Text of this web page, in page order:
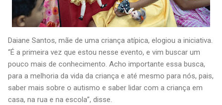
Daiane Santos, mãe de uma criança atípica, elogiou a iniciativa.
“É a primeira vez que estou nesse evento, e vim buscar um
pouco mais de conhecimento. Acho importante essa busca,
para a melhoria da vida da criança e até mesmo para nós, pais,
saber mais sobre o autismo e saber lidar com a criança em
casa, na rua e na escola”, disse.